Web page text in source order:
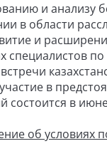
и анализу
в области
и
в
состоится в
об условиях